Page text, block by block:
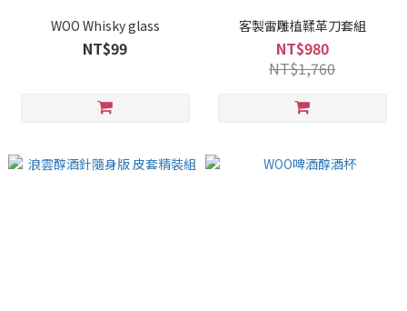
WOO Whisky glass
NT$99
客製雷雕植鞣革刀套組
NT$980
NT$1,760